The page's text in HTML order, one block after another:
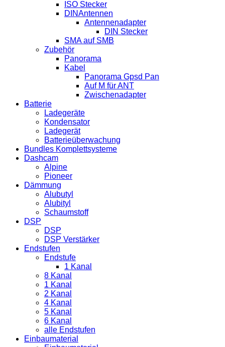
ISO Stecker
DINAntennen
Antennenadapter
DIN Stecker
SMA auf SMB
Zubehör
Panorama
Kabel
Panorama Gpsd Pan
Auf M für ANT
Zwischenadapter
Batterie
Ladegeräte
Kondensator
Ladegerät
Batterieüberwachung
Bundles Komplettsysteme
Dashcam
Alpine
Pioneer
Dämmung
Alubutyl
Alubityl
Schaumstoff
DSP
DSP
DSP Verstärker
Endstufen
Endstufe
1 Kanal
8 Kanal
1 Kanal
2 Kanal
4 Kanal
5 Kanal
6 Kanal
alle Endstufen
Einbaumaterial